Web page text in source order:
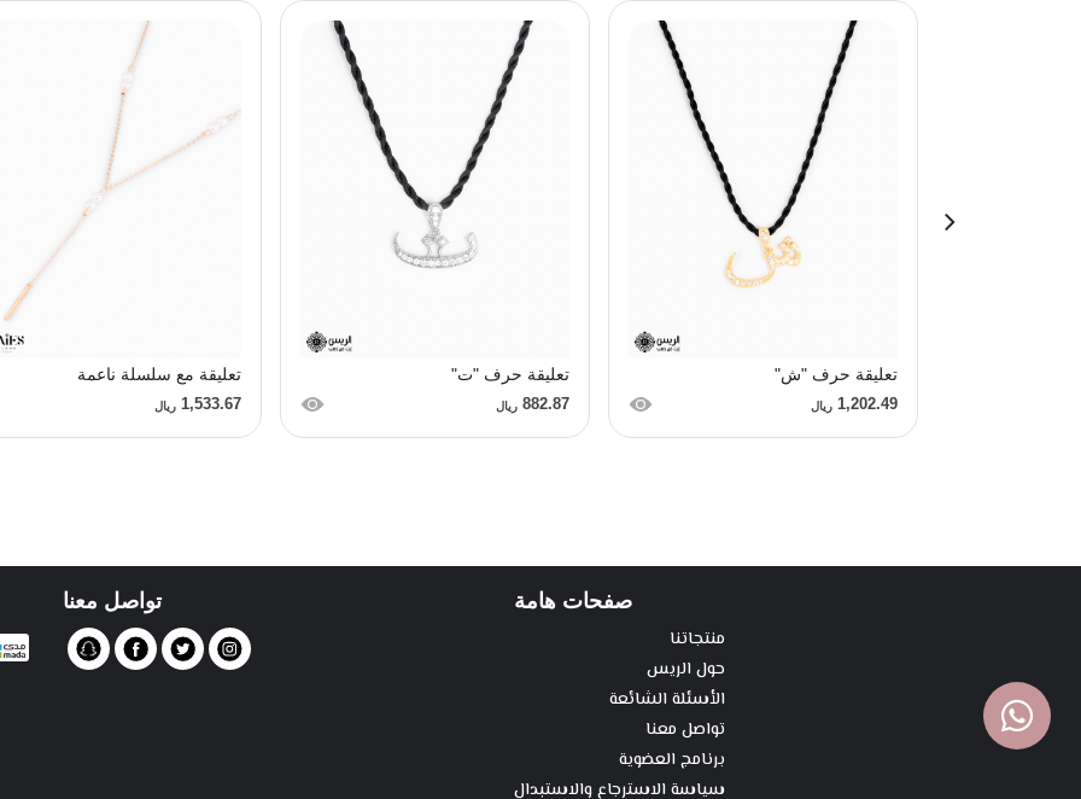
تعليقة حرف "ش"
1,202.49 ريال
تعليقة حرف "ت"
882.87 ريال
تعليقة مع سلسلة ناعمة
1,533.67 ريال
صفحات هامة
منتجاتنا
حول الريس
الأسئلة الشائعة
تواصل معنا
برنامج العضوية
سياسة الاسترجاع والاستبدال
تواصل معنا